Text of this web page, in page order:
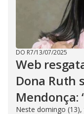
DO R7/13/07/2025
Web
Dona Ruth
Mendonça:
Neste domingo